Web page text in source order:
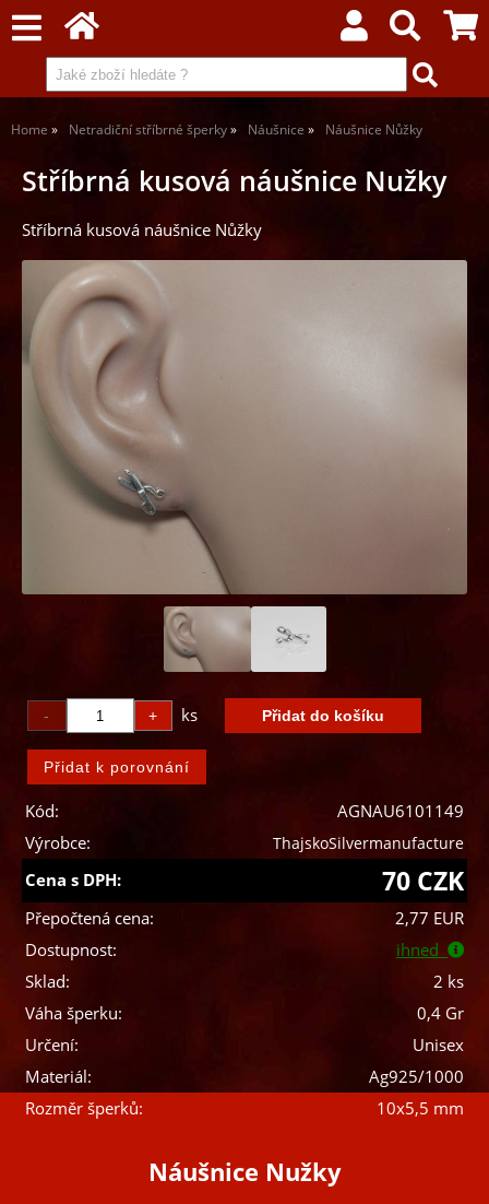
Home Netradiční stříbrné šperky Náušnice Náušnice Nůžky
Stříbrná kusová náušnice Nužky
Stříbrná kusová náušnice Nůžky
ks
Kód:
AGNAU6101149
Výrobce:
ThajskoSilvermanufacture
Cena s DPH: 70 CZK
Přepočtená cena:
2,77 EUR
Dostupnost:
ihned
Sklad:
2 ks
Váha šperku:
0,4 Gr
Určení:
Unisex
Materiál:
Ag925/1000
Rozměr šperků:
10x5,5 mm
Náušnice Nužky